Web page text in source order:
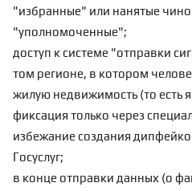
"избранные" или нанятые
"уполномоченные";
доступ к системе "отправки
том регионе, в котором
жилую недвижимость (то есть
фиксация только через
избежание создания
Госуслуг;
в конце отправки данных (о